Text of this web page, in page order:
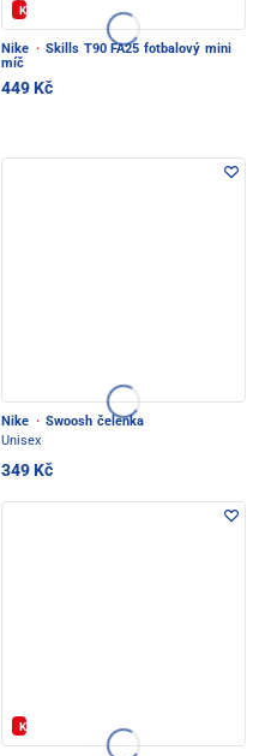
Kód: FOTBAL20
Nike · Skills T90 FA25 fotbalový mini
míč
449 Kč
Nike · Swoosh čelenka
Unisex
349 Kč
Kód: FOTBAL20